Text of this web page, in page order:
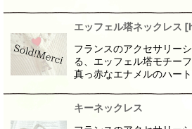
エッフェル塔ネックレス [
フランスのアクセサリー
る、エッフェル塔モチー
真っ赤なエナメルのハート
キーネックレス